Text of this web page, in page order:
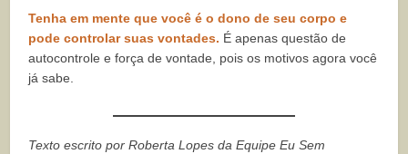
Tenha em mente que você é o dono de seu corpo e
pode controlar suas vontades. É apenas questão de
autocontrole e força de vontade, pois os motivos agora você
já sabe.
Texto escrito por Roberta Lopes da Equipe Eu Sem